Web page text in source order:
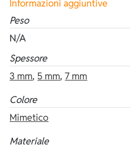
Informazioni aggiuntive
Peso
N/A
Spessore
3 mm, 5 mm,7 mm
Colore
Mimetico
Materiale